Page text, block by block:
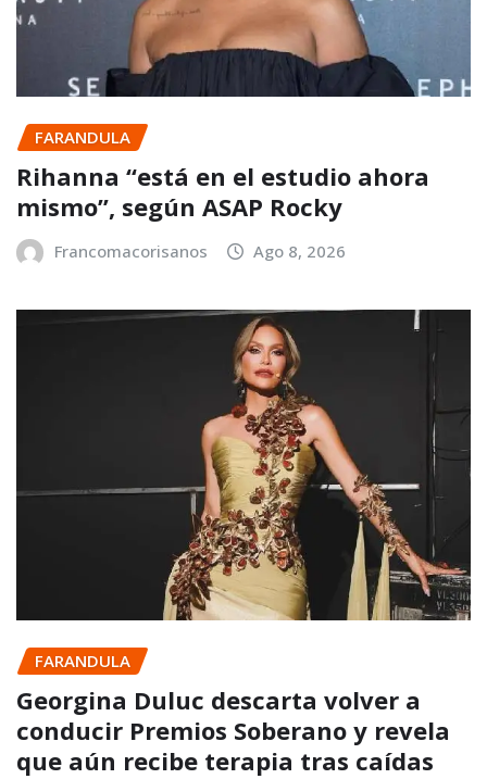
FARANDULA
Rihanna “está en el estudio ahora
mismo”, según ASAP Rocky
Francomacorisanos Ago 8, 2026
FARANDULA
Georgina Duluc descarta volver a
conducir Premios Soberano y revela
que aún recibe terapia tras caídas